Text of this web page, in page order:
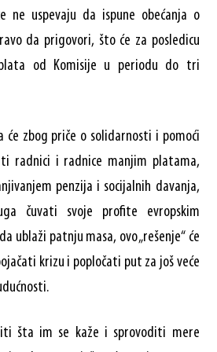
ne uspevaju da ispune obećanja o
da prigovori, što će za posledicu
od Komisije u periodu do tri
će zbog priče o solidarnosti i pomoći
radnici i radnice manjim platama,
penzija i socijalnih davanja,
čuvati svoje profite evropskim
ublaži patnju masa, ovo „rešenje“ će
krizu i popločati put za još veće
šta im se kaže i sprovoditi mere